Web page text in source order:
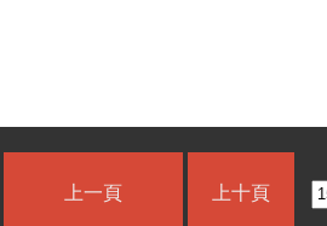
上一頁 上十頁